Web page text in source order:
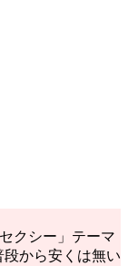
クシー」テーマ
から安くは無い